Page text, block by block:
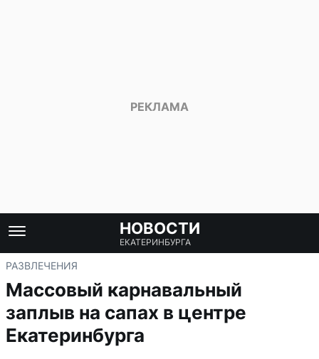
НОВОСТИ
ЕКАТЕРИНБУРГА
РАЗВЛЕЧЕНИЯ
Массовый карнавальный
заплыв на сапах в центре
Екатеринбурга